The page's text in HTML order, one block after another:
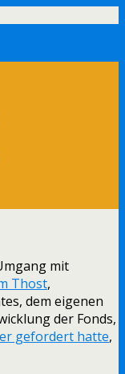
mit
Thost,
dem eigenen
der Fonds,
gefordert hatte,